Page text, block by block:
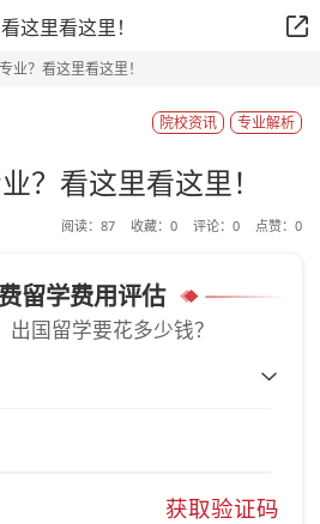
这里看这里！
业？看这里看这里！
专业解析
院校资讯
？看这里看这里！
阅读： 87 收藏： 0 评论： 0 点赞： 0
留学费用评估
出国留学要花多少钱？
获取验证码